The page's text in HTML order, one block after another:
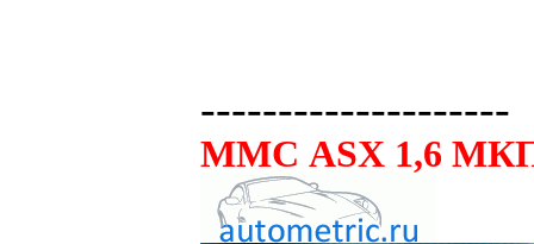
--------------------
ММС ASX 1,6